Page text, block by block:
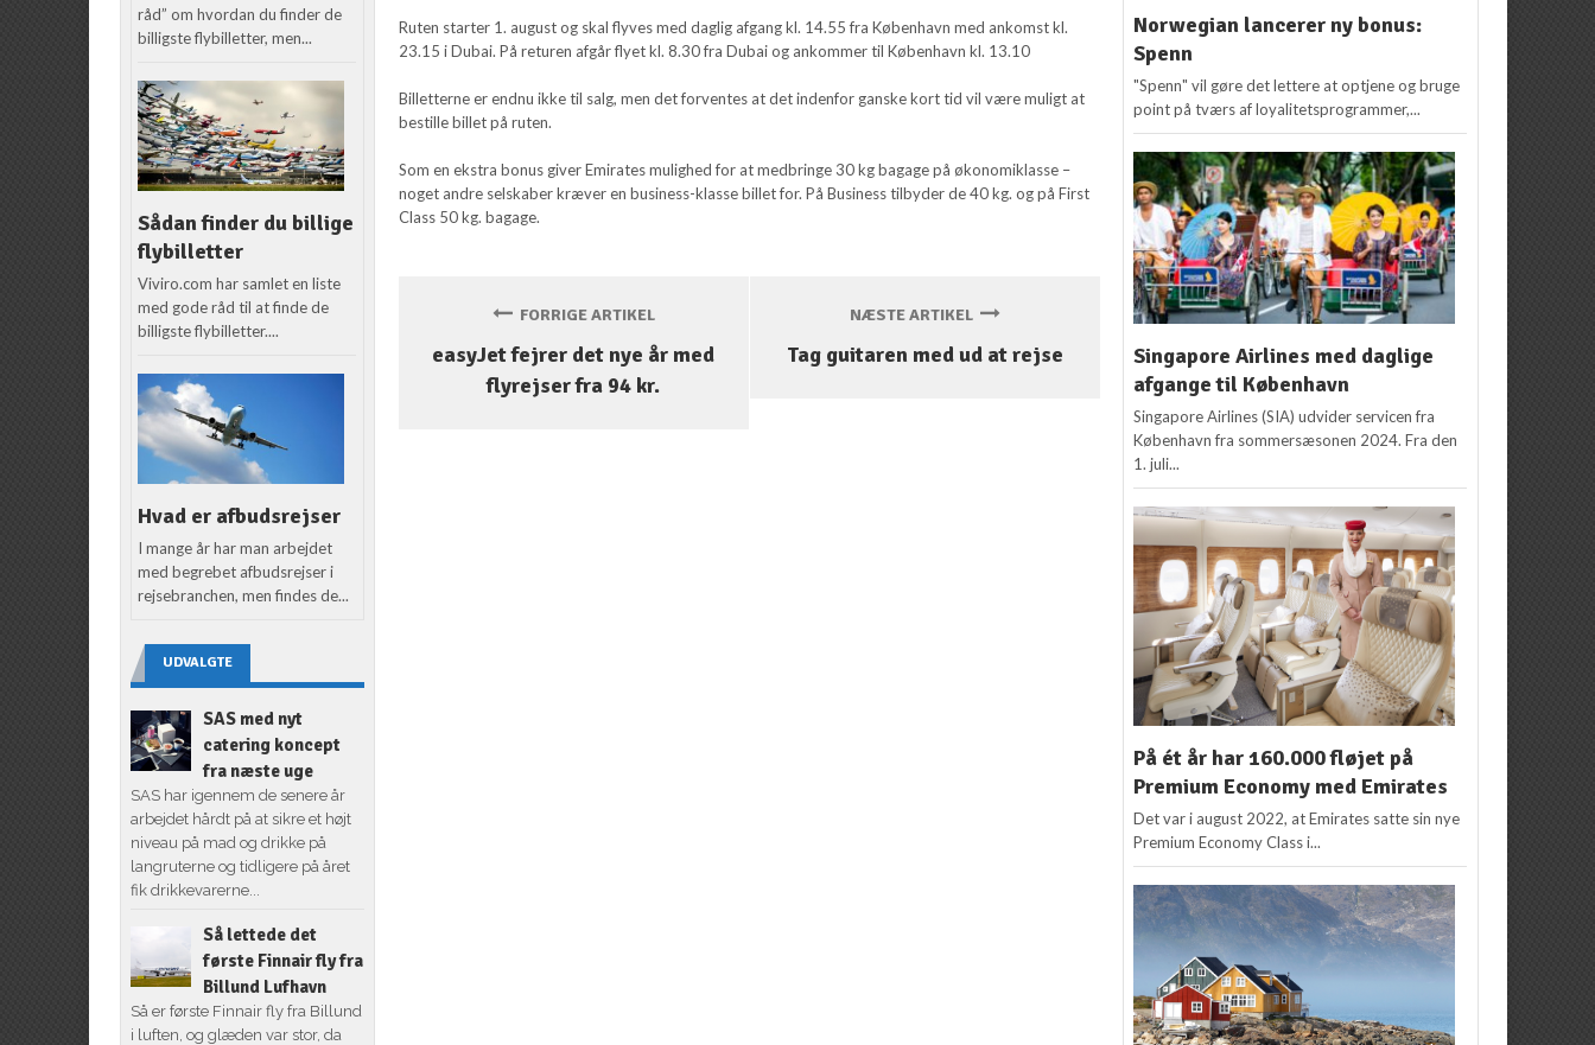
Ruten starter 1. august og skal flyves med daglig afgang kl. 14.55 fra København med ankomst kl.
23.15 i Dubai. På returen afgår flyet kl. 8.30 fra Dubai og ankommer til København kl. 13.10
Billetterne er endnu ikke til salg, men det forventes at det indenfor ganske kort tid vil være muligt at
bestille billet på ruten.
Som en ekstra bonus giver Emirates mulighed for at medbringe 30 kg bagage på økonomiklasse –
noget andre selskaber kræver en business-klasse billet for. På Business tilbyder de 40 kg. og på First
Class 50 kg. bagage.
FORRIGE ARTIKEL
easyJet fejrer det nye år med
flyrejser fra 94 kr.
NÆSTE ARTIKEL
Tag guitaren med ud at rejse
råd” om hvordan du finder de
billigste flybilletter, men...
Sådan finder du billige
flybilletter
Viviro.com har samlet en liste
med gode råd til at finde de
billigste flybilletter....
Hvad er afbudsrejser
I mange år har man arbejdet
med begrebet afbudsrejser i
rejsebranchen, men findes de...
UDVALGTE
SAS med nyt
catering koncept
fra næste uge
SAS har igennem de senere år
arbejdet hårdt på at sikre et højt
niveau på mad og drikke på
langruterne og tidligere på året
fik drikkevarerne...
Så lettede det
første Finnair fly fra
Billund Lufhavn
Så er første Finnair fly fra Billund
i luften, og glæden var stor, da
Norwegian lancerer ny bonus:
Spenn
"Spenn" vil gøre det lettere at optjene og bruge
point på tværs af loyalitetsprogrammer,...
Singapore Airlines med daglige
afgange til København
Singapore Airlines (SIA) udvider servicen fra
København fra sommersæsonen 2024. Fra den
1. juli...
På ét år har 160.000 fløjet på
Premium Economy med Emirates
Det var i august 2022, at Emirates satte sin nye
Premium Economy Class i...